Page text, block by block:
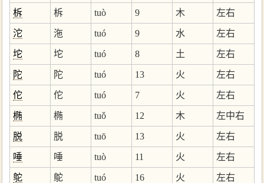
柝 柝 tuò 9 木 左右
沱 沲 tuó 9 水 左右
坨 坨 tuó 8 土 左右
陀 陀 tuó 13 火 左右
佗 佗 tuó 7 火 左右
椭 椭 tuǒ 12 木 左中右
脱 脱 tuō 13 火 左右
唾 唾 tuò 11 火 左右
鸵 鴕 tuó 16 火 左右